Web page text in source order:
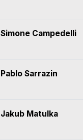
Simone Campedelli
Pablo Sarrazin
Jakub Matulka